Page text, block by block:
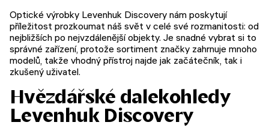
Optické výrobky Levenhuk Discovery nám poskytují
příležitost prozkoumat náš svět v celé své rozmanitosti: od
nejbližších po nejvzdálenější objekty. Je snadné vybrat si to
správné zařízení, protože sortiment značky zahrnuje mnoho
modelů, takže vhodný přístroj najde jak začátečník, tak i
zkušený uživatel.
Hvězdářské dalekohledy
Levenhuk Discovery